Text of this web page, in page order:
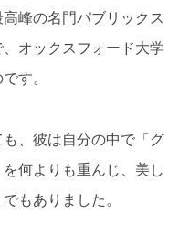
峰の名門パブリックス
オックスフォード大学
す。
、彼は自分の中で「グ
何よりも重んじ、美し
もありました。